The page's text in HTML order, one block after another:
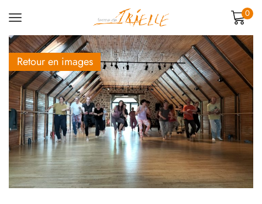
0
Retour en images